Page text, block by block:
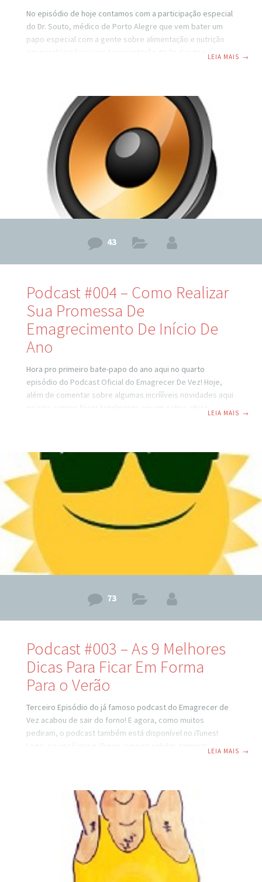
No episódio de hoje contamos com a participação especial
do Dr. Souto, médico de Porto Alegre que vem bater um
papo especial com a gente sobre alimentação e nutrição
em geral! Você vai ver: Apresentação do Dr. Souto e os
alimentar é o maior desastre nutricional já inventado. O que
é uma alimentação verdadeiramente correta. Você
LEIA MAIS →
43
Podcast #004 – Como Realizar
Sua Promessa De
Emagrecimento De Início De
Ano
Hora pro primeiro bate-papo do ano aqui no quarto
episódio do Podcast Oficial do Emagrecer De Vez! Hoje,
além de comentar sobre algumas incríííveis novidades aqui
objetivos de vida que você tenha, claro. Afinal, saber
conquistar o que você quer é uma habilidade que pode e
irá lhe servir
LEIA MAIS →
73
Podcast #003 – As 9 Melhores
Dicas Para Ficar Em Forma
Para o Verão
Terceiro Episódio do já famoso podcast do Emagrecer de
Vez acabou de sair do forno! E agora, como muitos
pediram, o podcast também está disponível no iTunes!
irá ver o nosso podcast como primeira opção na sessão de
podcasts! Vamos lá, no episódio de hoje: Episódio #003
Compartilharmos
LEIA MAIS →